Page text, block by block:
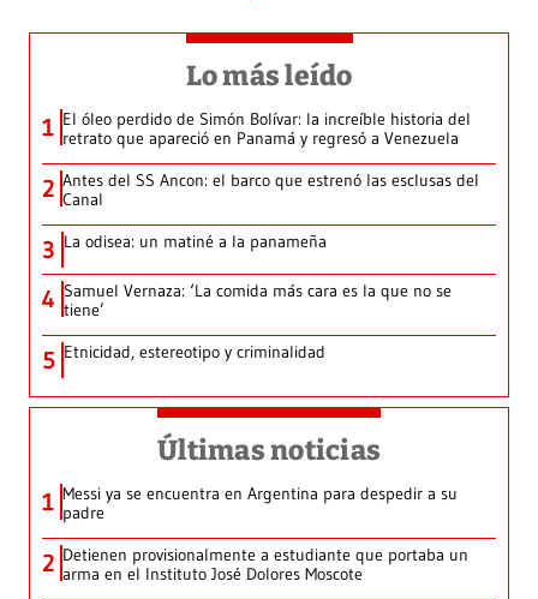
Lo más leído
1 El óleo perdido de Simón Bolívar: la increíble historia del
retrato que apareció en Panamá y regresó a Venezuela
2 Antes del SS Ancon: el barco que estrenó las esclusas del
Canal
3 La odisea: un matiné a la panameña
4 Samuel Vernaza: ‘La comida más cara es la que no se
tiene’
5 Etnicidad, estereotipo y criminalidad
Últimas noticias
1 Messi ya se encuentra en Argentina para despedir a su
padre
2 Detienen provisionalmente a estudiante que portaba un
arma en el Instituto José Dolores Moscote